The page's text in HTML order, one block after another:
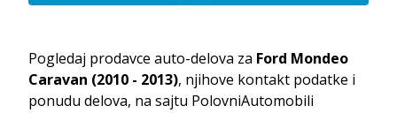
Pogledaj prodavce auto-delova za Ford Mondeo
Caravan (2010 - 2013), njihove kontakt podatke i
ponudu delova, na sajtu PolovniAutomobili